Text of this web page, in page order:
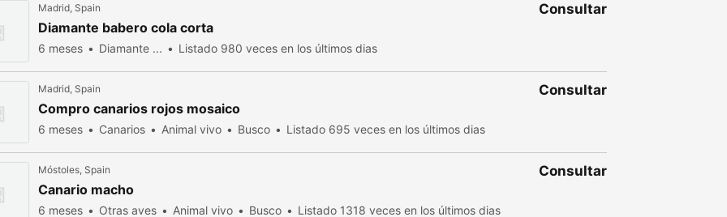
Madrid, Spain
Diamante babero cola corta
6 meses Diamante ... Listado 980 veces en los últimos dias
Consultar
Madrid, Spain
Compro canarios rojos mosaico
6 meses Canarios Animal vivo Busco Listado 695 veces en los últimos dias
Consultar
Móstoles, Spain
Canario macho
6 meses Otras aves Animal vivo Busco Listado 1318 veces en los últimos dias
Consultar